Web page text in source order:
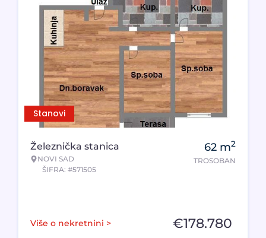
Stanovi
Železnička stanica
NOVI SAD
ŠIFRA: #571505
62 m2
TROSOBAN
Više o nekretnini > €178.780